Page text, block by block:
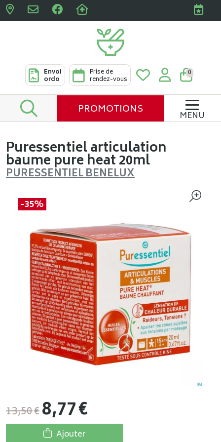
Pharmacies Clabots &
Envoi
ordo
Prise de
rendez-vous
0
PROMOTIONS MENU
Puressentiel articulation
baume pure heat 20ml
PURESSENTIEL BENELUX
-35%
13,50€8,77€
Ajouter